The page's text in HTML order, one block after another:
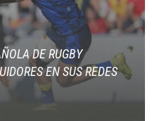
DE RUGBY
EN SUS REDES